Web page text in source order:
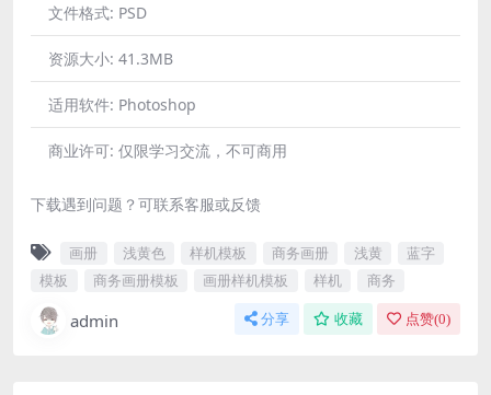
文件格式: PSD
资源大小: 41.3MB
适用软件: Photoshop
商业许可: 仅限学习交流，不可商用
下载遇到问题？可联系客服或反馈
画册 浅黄色 样机模板 商务画册 浅黄
蓝字
模板
商务画册模板 画册样机模板 样机 商务
admin 分享 收藏 点赞(0)